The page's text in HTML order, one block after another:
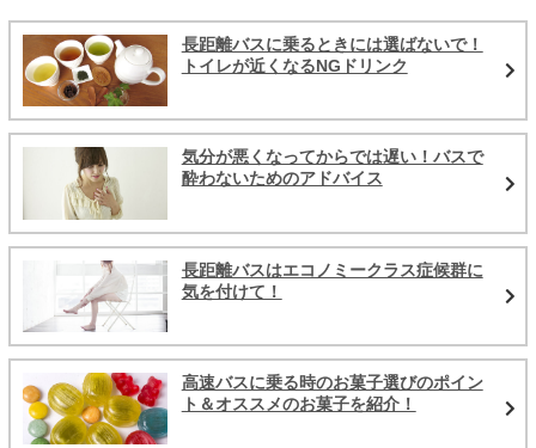
長距離バスに乗るときには選ばないで！
トイレが近くなるNGドリンク
気分が悪くなってからでは遅い！バスで
酔わないためのアドバイス
長距離バスはエコノミークラス症候群に
気を付けて！
高速バスに乗る時のお菓子選びのポイン
ト＆オススメのお菓子を紹介！